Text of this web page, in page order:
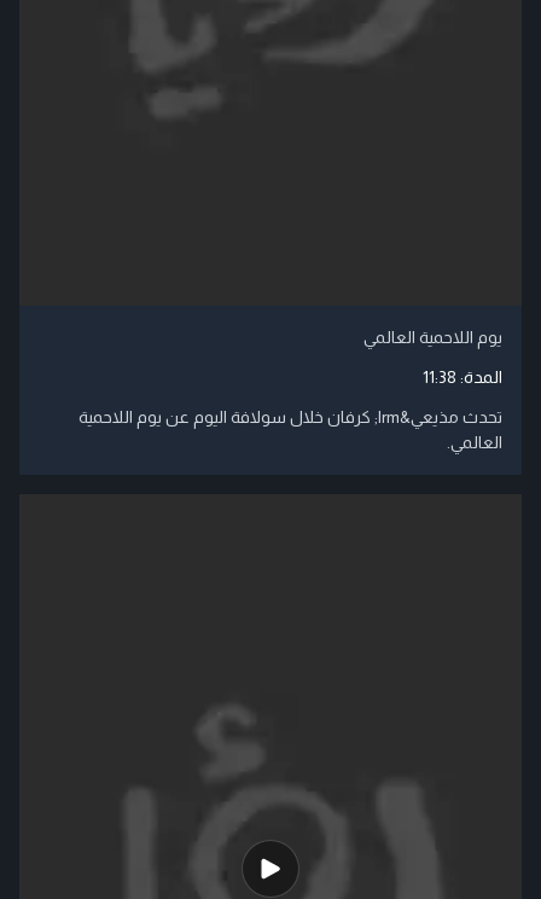
يوم اللاحمية العالمي
المدة: 11:38
تحدث مذيعي‬&lrm; كرفان خلال سولافة اليوم عن يوم اللاحمية
العالمي.